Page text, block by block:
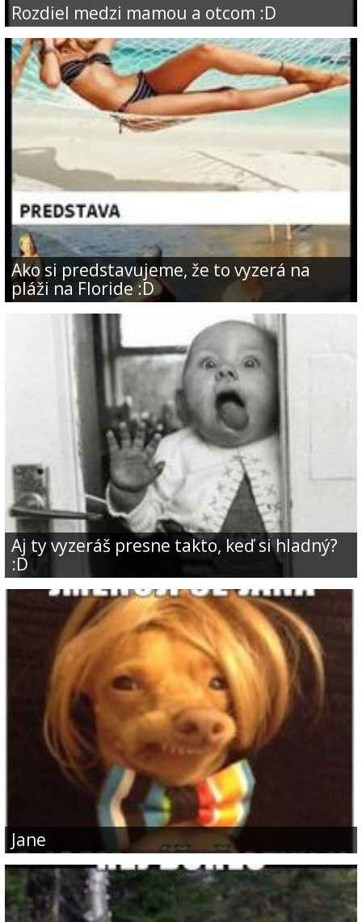
Rozdiel medzi mamou a otcom :D
Ako si predstavujeme, že to vyzerá na
pláži na Floride :D
Aj ty vyzeráš presne takto, keď si hladný?
:D
jane